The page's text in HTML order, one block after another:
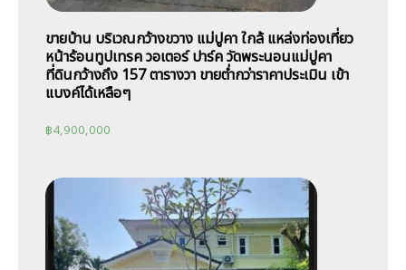
ขายบ้าน บริเวณกว้างขวาง แม่ปูคา ใกล้ แหล่งท่องเที่ยว
หน้าร้อนทูปเทรค วอเตอร์ ปาร์ค วัดพระนอนแม่ปูคา
ที่ดินกว้างถึง 157 ตารางวา ขายต่ำกว่าราคาประเมิน เข้า
แบงค์ได้เหลือๆ
฿4,900,000